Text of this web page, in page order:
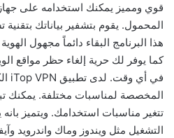
قوي ومميز يمكنك استخدامه على جهاز
المحمول. يقوم بتشفير بياناتك بتقنية
هذا البرنامج البقاء دائماً مجهول
كما يوفر لك حرية إلغاء حظر مواقع
تتغير مناسبات استخدامك. ويتميز
التشغيل مثل ويندوز وماك واندرويد